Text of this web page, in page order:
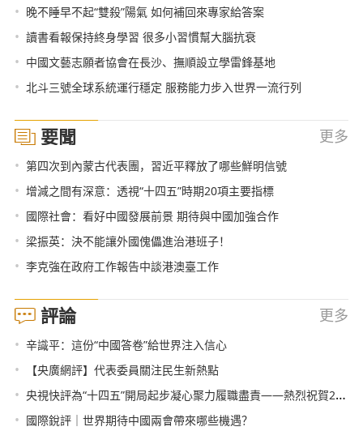
• 晚不睡早不起“雙殺”陽氣 如何補回來專家給答案
• 讀書看報保持終身學習 很多小習慣幫大腦抗衰
• 中國文藝志願者協會在長沙、撫順設立學雷鋒基地
• 北斗三號全球系統運行穩定 服務能力步入世界一流行列
要聞 更多
• 第四次到內蒙古代表團，習近平釋放了哪些鮮明信號
• 增減之間有深意：透視“十四五”時期20項主要指標
• 國際社會：看好中國發展前景 期待與中國加強合作
• 梁振英：決不能讓外國傀儡進治港班子！
• 李克強在政府工作報告中談港澳臺工作
評論 更多
• 辛識平：這份“中國答卷”給世界注入信心
• 【央廣網評】代表委員關注民生新熱點
• 央視快評為“十四五”開局起步凝心聚力履職盡責——熱烈祝賀2021年全國兩會召開
• 國際銳評｜世界期待中國兩會帶來哪些機遇？